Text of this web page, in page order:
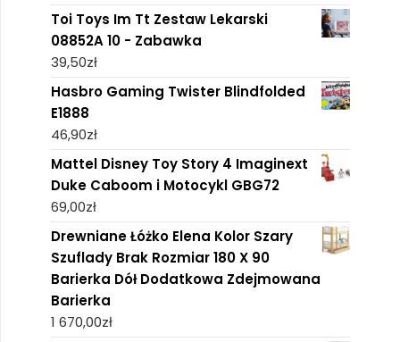
Toi Toys Im Tt Zestaw Lekarski
08852A 10 - Zabawka
39,50zł
Hasbro Gaming Twister Blindfolded
E1888
46,90zł
Mattel Disney Toy Story 4 Imaginext
Duke Caboom i Motocykl GBG72
69,00zł
Drewniane Łóżko Elena Kolor Szary
Szuflady Brak Rozmiar 180 X 90
Barierka Dół Dodatkowa Zdejmowana
Barierka
1 670,00zł